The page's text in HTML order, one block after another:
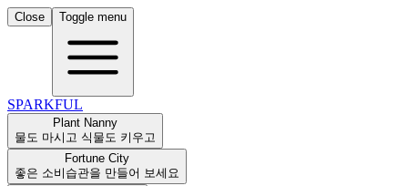
Close Toggle menu
SPARKFUL
Plant Nanny
물도 마시고 식물도 키우고
Fortune City
좋은 소비습관을 만들어 보세요